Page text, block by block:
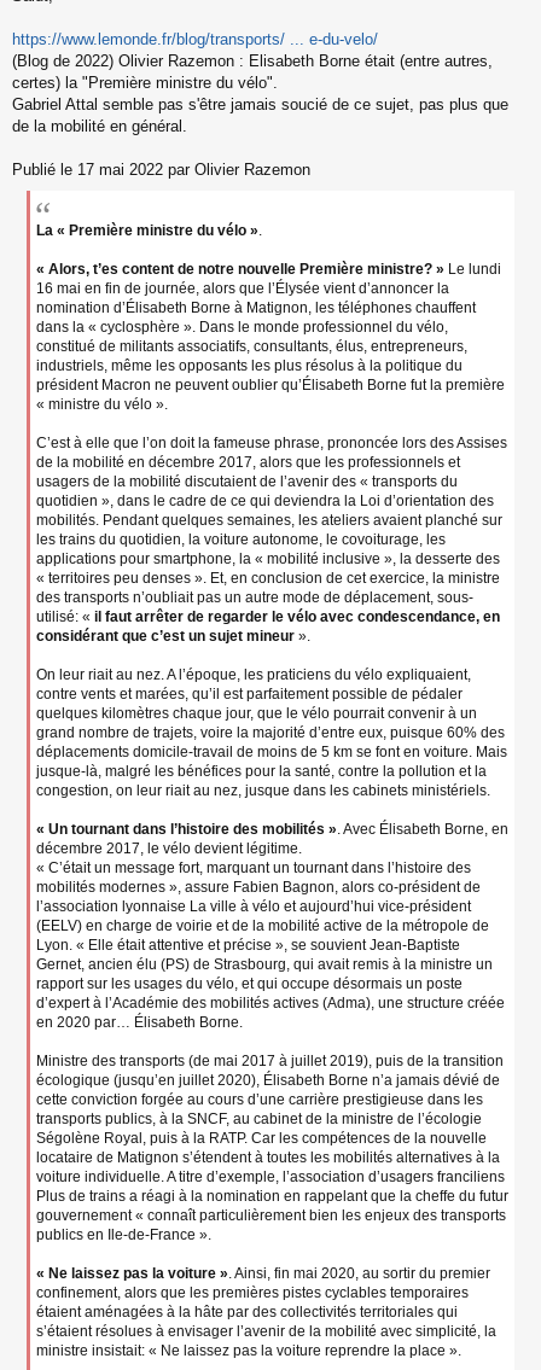
s
a
g
e
n
o
u
https://www.lemonde.fr/blog/transports/ ... e-du-velo/
(Blog de 2022) Olivier Razemon : Elisabeth Borne était (entre autres,
certes) la "Première ministre du vélo".
Gabriel Attal semble pas s'être jamais soucié de ce sujet, pas plus que
de la mobilité en général.
Publié le 17 mai 2022 par Olivier Razemon
La « Première ministre du vélo ».
« Alors, t’es content de notre nouvelle Première ministre? » Le lundi
16 mai en fin de journée, alors que l’Élysée vient d’annoncer la
nomination d’Élisabeth Borne à Matignon, les téléphones chauffent
dans la « cyclosphère ». Dans le monde professionnel du vélo,
constitué de militants associatifs, consultants, élus, entrepreneurs,
industriels, même les opposants les plus résolus à la politique du
président Macron ne peuvent oublier qu’Élisabeth Borne fut la première
« ministre du vélo ».
C’est à elle que l’on doit la fameuse phrase, prononcée lors des Assises
de la mobilité en décembre 2017, alors que les professionnels et
usagers de la mobilité discutaient de l’avenir des « transports du
quotidien », dans le cadre de ce qui deviendra la Loi d’orientation des
mobilités. Pendant quelques semaines, les ateliers avaient planché sur
les trains du quotidien, la voiture autonome, le covoiturage, les
applications pour smartphone, la « mobilité inclusive », la desserte des
« territoires peu denses ». Et, en conclusion de cet exercice, la ministre
des transports n’oubliait pas un autre mode de déplacement, sous-
utilisé: « il faut arrêter de regarder le vélo avec condescendance, en
considérant que c’est un sujet mineur ».
On leur riait au nez. A l’époque, les praticiens du vélo expliquaient,
contre vents et marées, qu’il est parfaitement possible de pédaler
quelques kilomètres chaque jour, que le vélo pourrait convenir à un
grand nombre de trajets, voire la majorité d’entre eux, puisque 60% des
déplacements domicile-travail de moins de 5 km se font en voiture. Mais
jusque-là, malgré les bénéfices pour la santé, contre la pollution et la
congestion, on leur riait au nez, jusque dans les cabinets ministériels.
« Un tournant dans l’histoire des mobilités ». Avec Élisabeth Borne, en
décembre 2017, le vélo devient légitime.
« C’était un message fort, marquant un tournant dans l’histoire des
mobilités modernes », assure Fabien Bagnon, alors co-président de
l’association lyonnaise La ville à vélo et aujourd’hui vice-président
(EELV) en charge de voirie et de la mobilité active de la métropole de
Lyon. « Elle était attentive et précise », se souvient Jean-Baptiste
Gernet, ancien élu (PS) de Strasbourg, qui avait remis à la ministre un
rapport sur les usages du vélo, et qui occupe désormais un poste
d’expert à l’Académie des mobilités actives (Adma), une structure créée
en 2020 par… Élisabeth Borne.
Ministre des transports (de mai 2017 à juillet 2019), puis de la transition
écologique (jusqu’en juillet 2020), Élisabeth Borne n’a jamais dévié de
cette conviction forgée au cours d’une carrière prestigieuse dans les
transports publics, à la SNCF, au cabinet de la ministre de l’écologie
Ségolène Royal, puis à la RATP. Car les compétences de la nouvelle
locataire de Matignon s’étendent à toutes les mobilités alternatives à la
voiture individuelle. A titre d’exemple, l’association d’usagers franciliens
Plus de trains a réagi à la nomination en rappelant que la cheffe du futur
gouvernement « connaît particulièrement bien les enjeux des transports
publics en Ile-de-France ».
« Ne laissez pas la voiture ». Ainsi, fin mai 2020, au sortir du premier
confinement, alors que les premières pistes cyclables temporaires
étaient aménagées à la hâte par des collectivités territoriales qui
s’étaient résolues à envisager l’avenir de la mobilité avec simplicité, la
ministre insistait: « Ne laissez pas la voiture reprendre la place ».